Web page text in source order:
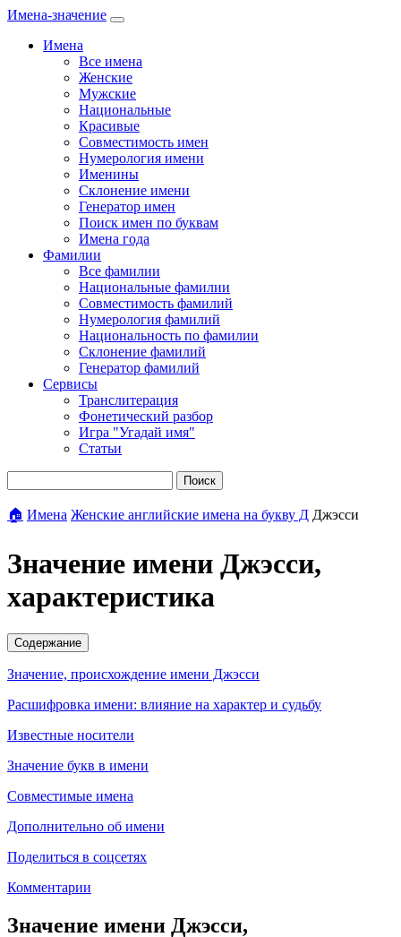
Имена-значение
Имена
Все имена
Женские
Мужские
Национальные
Красивые
Совместимость имен
Нумерология имени
Именины
Склонение имени
Генератор имен
Поиск имен по буквам
Имена года
Фамилии
Все фамилии
Национальные фамилии
Совместимость фамилий
Нумерология фамилий
Национальность по фамилии
Склонение фамилий
Генератор фамилий
Сервисы
Транслитерация
Фонетический разбор
Игра "Угадай имя"
Статьи
Поиск
🏠 Имена Женские английские имена на букву Д Джэсси
Значение имени Джэсси,
характеристика
Содержание
Значение, происхождение имени Джэсси
Расшифровка имени: влияние на характер и судьбу
Известные носители
Значение букв в имени
Совместимые имена
Дополнительно об имени
Поделиться в соцсетях
Комментарии
Значение имени Джэсси,